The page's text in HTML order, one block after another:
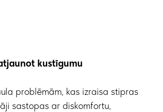
kustīgumu
problēmām, kas izraisa stipras
sastopas ar diskomfortu,